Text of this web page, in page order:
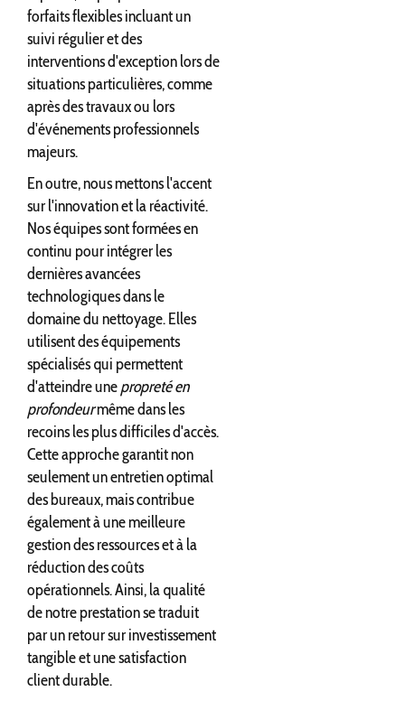
forfaits flexibles incluant un
suivi régulier et des
interventions d'exception lors de
situations particulières, comme
après des travaux ou lors
d'événements professionnels
majeurs.
En outre, nous mettons l'accent
sur l'innovation et la réactivité.
Nos équipes sont formées en
continu pour intégrer les
dernières avancées
technologiques dans le
domaine du nettoyage. Elles
utilisent des équipements
spécialisés qui permettent
d'atteindre unepropreté en
profondeurmême dans les
recoins les plus difficiles d'accès.
Cette approche garantit non
seulement un entretien optimal
des bureaux, mais contribue
également à une meilleure
gestion des ressources et à la
réduction des coûts
opérationnels. Ainsi, la qualité
de notre prestation se traduit
par un retour sur investissement
tangible et une satisfaction
client durable.